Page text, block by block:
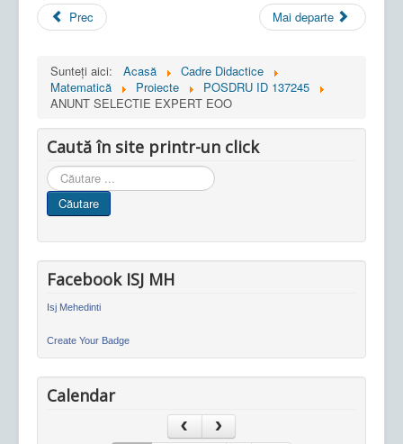
Prec Mai departe
Sunteți aici: Acasă
Cadre Didactice
Matematică
Proiecte
POSDRU ID 137245
ANUNT SELECTIE EXPERT EOO
Caută în site printr-un click
Cauta
in
site
Căutare
Facebook ISJ MH
Isj Mehedinti
Create Your Badge
Calendar